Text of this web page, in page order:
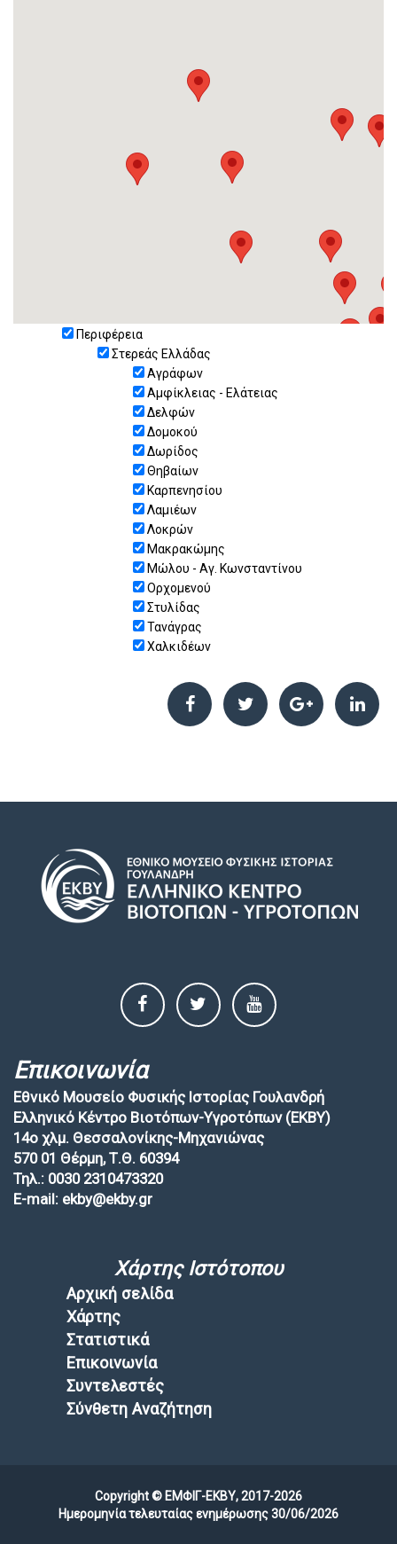
Περιφέρεια
Στερεάς Ελλάδας
Αγράφων
Αμφίκλειας - Ελάτειας
Δελφών
Δομοκού
Δωρίδος
Θηβαίων
Καρπενησίου
Λαμιέων
Λοκρών
Μακρακώμης
Μώλου - Αγ. Κωνσταντίνου
Ορχομενού
Στυλίδας
Τανάγρας
Χαλκιδέων
Επικοινωνία
Εθνικό Μουσείο Φυσικής Ιστορίας Γουλανδρή
Ελληνικό Κέντρο Βιοτόπων-Υγροτόπων (EKBY)
14ο χλμ. Θεσσαλονίκης-Μηχανιώνας
570 01 Θέρμη, Τ.Θ. 60394
Τηλ.: 0030 2310473320
E-mail: ekby@ekby.gr
Χάρτης Ιστότοπου
Αρχική σελίδα
Χάρτης
Στατιστικά
Επικοινωνία
Συντελεστές
Σύνθετη Αναζήτηση
Copyright © ΕΜΦΙΓ-ΕΚΒΥ, 2017-2026
Ημερομηνία τελευταίας ενημέρωσης 30/06/2026